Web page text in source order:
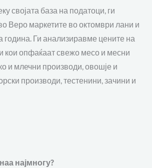
својата база на податоци, ги
Веро маркетите вооктомври лани и
година. Ги анализиравме цените на
кои опфаќаатсвежо месо и месни
и млечни производи, овошје и
производи,тестенини,зачини и
најмногу?